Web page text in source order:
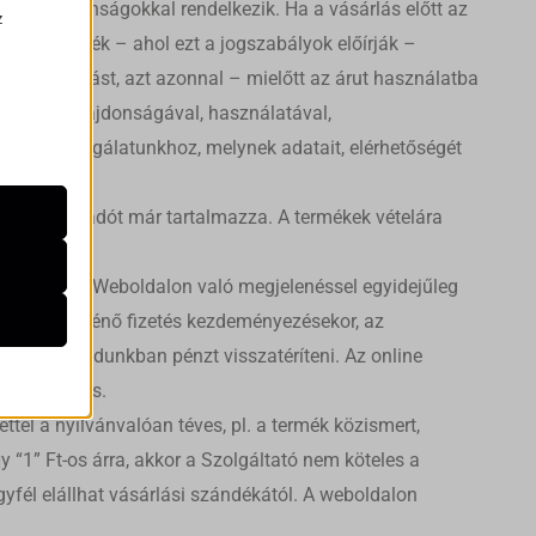
tulajdonságokkal rendelkezik. Ha a vásárlás előtt az
termék – ahol ezt a jogszabályok előírják –
utasítást, azt azonnal – mielőtt az árut használatba
tulajdonságával, használatával,
melynek adatait, elérhetőségét
adót már tartalmazza. A termékek vételára
a Weboldalon való megjelenéssel egyidejűleg
történő fizetés kezdeményezésekor, az
áll módunkban pénzt visszatéríteni. Az online
lehetséges.
a nyilvánvalóan téves, pl. a termék közismert,
Ft-os árra, akkor a Szolgáltató nem köteles a
elállhat vásárlási szándékától. A weboldalon